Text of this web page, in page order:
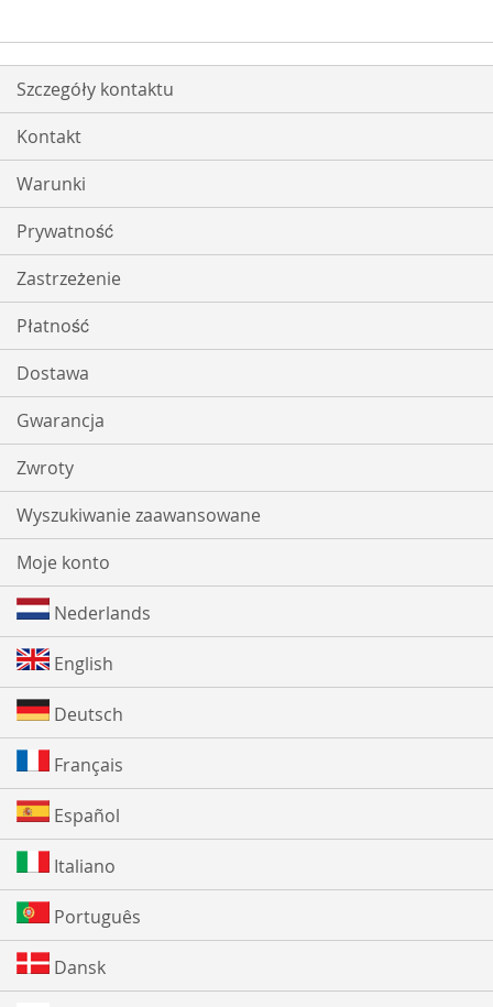
Szczegóły kontaktu
Kontakt
Warunki
Prywatność
Zastrzeżenie
Płatność
Dostawa
Gwarancja
Zwroty
Wyszukiwanie zaawansowane
Moje konto
Nederlands
English
Deutsch
Français
Español
Italiano
Português
Dansk